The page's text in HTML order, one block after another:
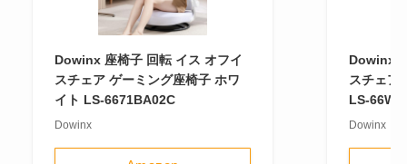
Dowinx 座椅子 回転 イス オフイ
スチェア ゲーミング座椅子 ホワ
イト LS-6671BA02C
Dowinx
Dowinx
スチェア
LS-
Dowinx